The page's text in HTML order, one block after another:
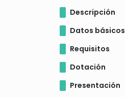
Descripción
Datos básicos
Requisitos
Dotación
Presentación